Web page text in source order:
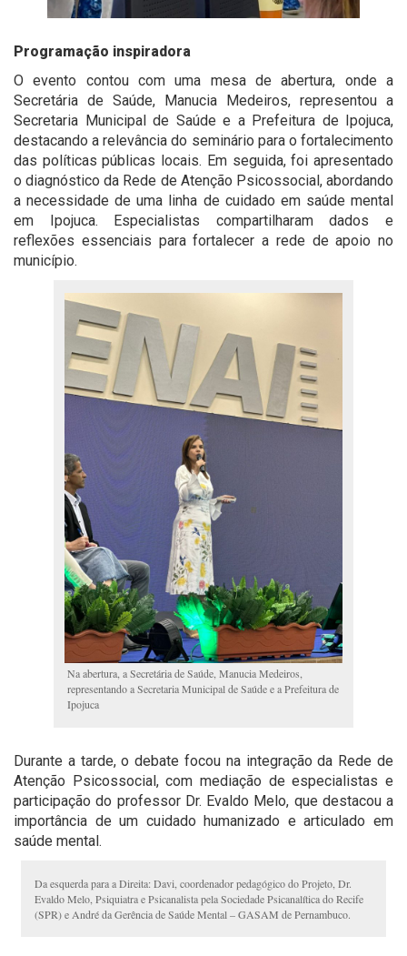
Programação inspiradora
O evento contou com uma mesa de abertura, onde a
Secretária de Saúde, Manucia Medeiros, representou a
Secretaria Municipal de Saúde e a Prefeitura de Ipojuca,
destacando a relevância do seminário para o fortalecimento
das políticas públicas locais. Em seguida, foi apresentado
o diagnóstico da Rede de Atenção Psicossocial, abordando
a necessidade de uma linha de cuidado em saúde mental
em Ipojuca. Especialistas compartilharam dados e
reflexões essenciais para fortalecer a rede de apoio no
município.
Na abertura, a Secretária de Saúde, Manucia Medeiros,
representando a Secretaria Municipal de Saúde e a Prefeitura de
Ipojuca
Durante a tarde, o debate focou na integração da Rede de
Atenção Psicossocial, com mediação de especialistas e
participação do professor Dr. Evaldo Melo, que destacou a
importância de um cuidado humanizado e articulado em
saúde mental.
Da esquerda para a Direita: Davi, coordenador pedagógico do Projeto, Dr.
Evaldo Melo, Psiquiatra e Psicanalista pela Sociedade Psicanalítica do Recife
(SPR) e André da Gerência de Saúde Mental – GASAM de Pernambuco.